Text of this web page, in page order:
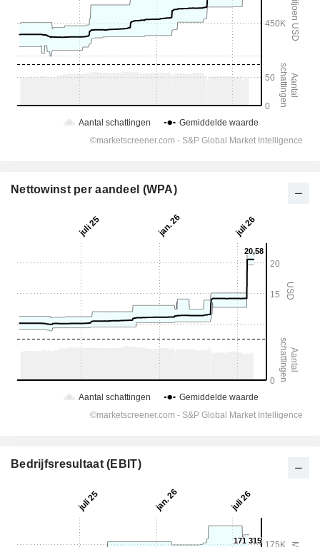
Nettowinst per aandeel (WPA)
Bedrijfsresultaat (EBIT)